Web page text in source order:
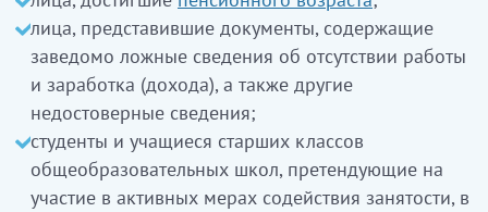
лица, представившие документы, содержащие
заведомо ложные сведения об отсутствии работы
и заработка (дохода), а также другие
недостоверные сведения;
студенты и учащиеся старших классов
общеобразовательных школ, претендующие на
участие в активных мерах содействия занятости, в